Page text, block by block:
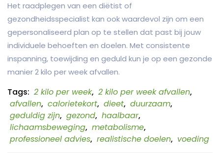
Het raadplegen van een diëtist of
gezondheidsspecialist kan ook waardevol zijn om een
gepersonaliseerd plan op te stellen dat past bij jouw
individuele behoeften en doelen. Met consistente
inspanning, toewijding en geduld kun je op een gezonde
manier 2 kilo per week afvallen.
Tags: 2 kilo per week, 2 kilo per week afvallen,
afvallen, calorietekort, dieet, duurzaam,
geduldig zijn, gezond, haalbaar,
lichaamsbeweging, metabolisme,
professioneel advies, realistische doelen, voeding